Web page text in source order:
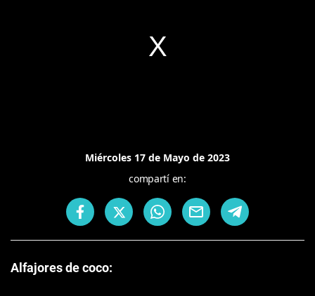
Miércoles 17 de Mayo de 2023
compartí en:
Alfajores de coco: